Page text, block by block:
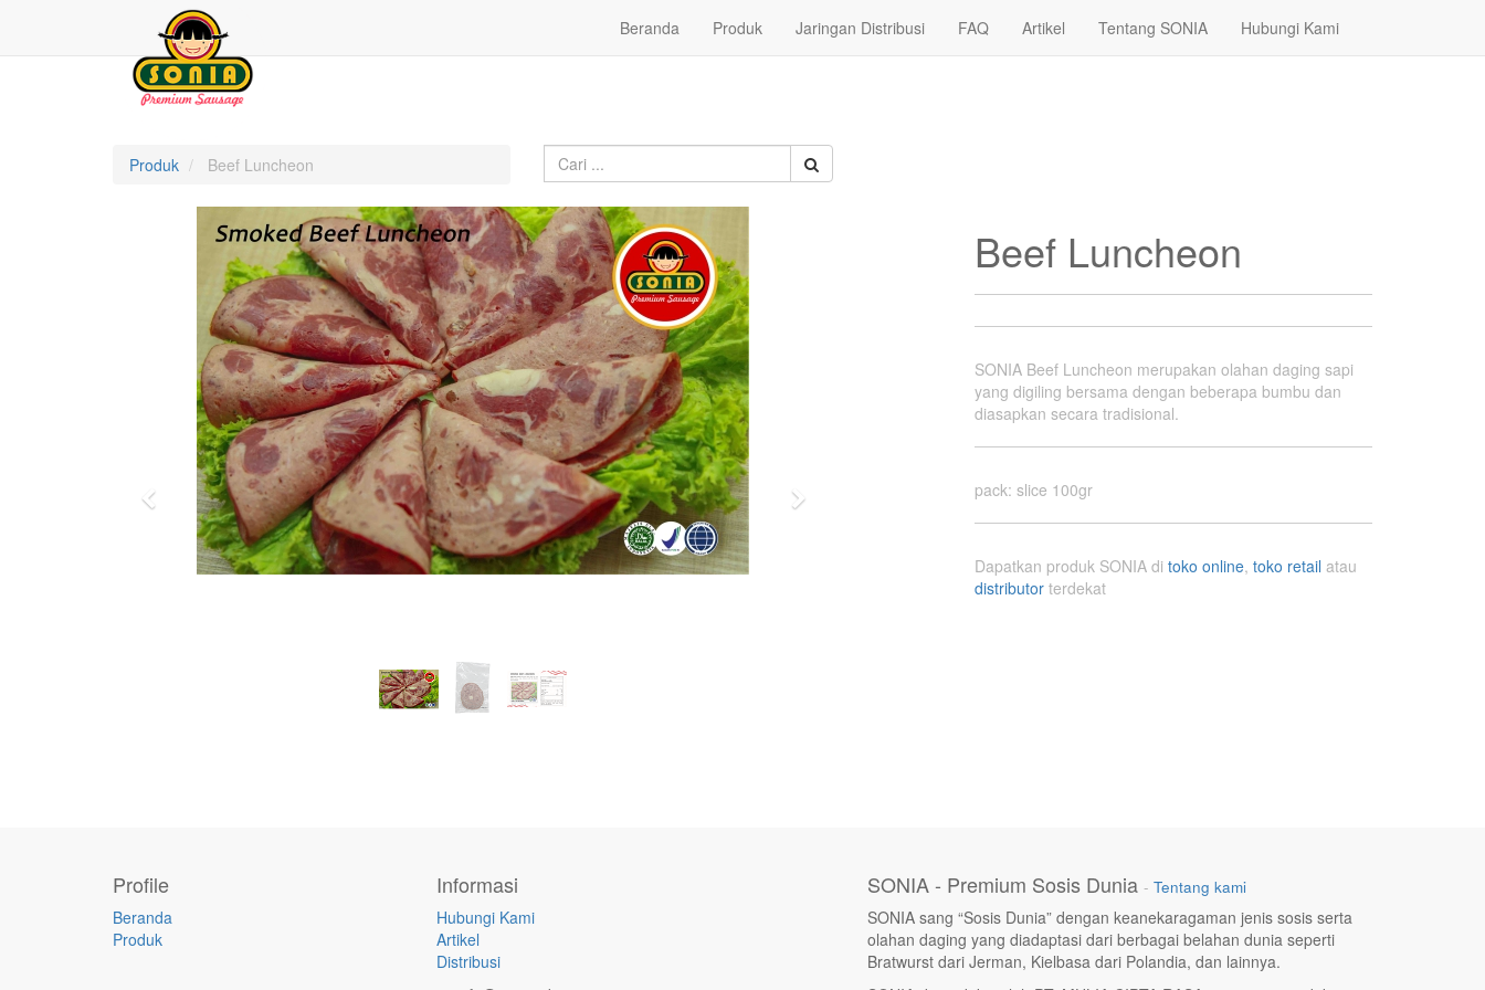
Beranda Produk Jaringan Distribusi FAQ Artikel Tentang SONIA Hubungi Kami
Produk Beef Luncheon
Previous Next
Beef Luncheon
SONIA Beef Luncheon merupakan olahan daging sapi
yang digiling bersama dengan beberapa bumbu dan
diasapkan secara tradisional.
pack: slice 100gr
Dapatkan produk SONIA di toko online, toko retail atau
distributor terdekat
Profile
Beranda
Produk
Informasi
Hubungi Kami
Artikel
Distribusi
SONIA - Premium Sosis Dunia - Tentang kami
SONIA sang “Sosis Dunia” dengan keanekaragaman jenis sosis serta
olahan daging yang diadaptasi dari berbagai belahan dunia seperti
Bratwurst dari Jerman, Kielbasa dari Polandia, dan lainnya.